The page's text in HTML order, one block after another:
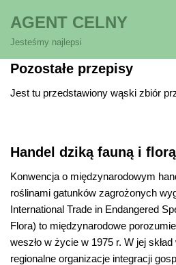
Przejdź
treści
AGENT CELNY
Jesteśmy najlepsi
Pozostałe przepisy
Jest tu przedstawiony wąski zbiór
Handel dziką fauną i florą
Konwencja o międzynarodowym
roślinami gatunków zagrożonych
International Trade in Endangered
Flora) to międzynarodowe
weszło w życie w 1975 r. W jej
regionalne organizacje integracji